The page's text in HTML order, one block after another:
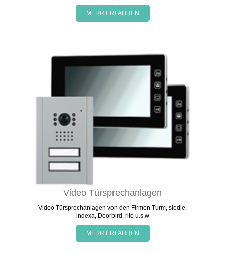
MEHR ERFAHREN
Video Türsprechanlagen
Video Türsprechanlagen von den Firmen Turm, siedle,
indexa, Doorbird, rito u.s.w
MEHR ERFAHREN